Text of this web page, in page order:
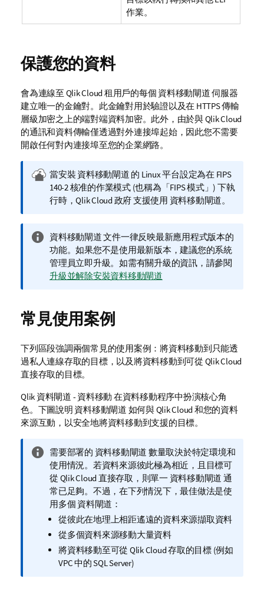
作業。
保護您的資料
會為連線至 Qlik Cloud 租用戶的每個 資料移動閘道伺服器
建立唯一的金鑰對。此金鑰對用於驗證以及在 HTTPS 傳輸
層級加密之上的端對端資料加密。此外，由於與Qlik Cloud
的通訊和資料傳輸僅透過對外連接埠起始，因此您不需要
開啟任何對內連接埠至您的企業網路。
Q
l
i
l
o
u
d
備
註
當安裝 資料移動閘道 的 Linux 平台設定為在 FIPS
140-2 核准的作業模式 (也稱為「FIPS 模式」) 下執
行時，Qlik Cloud 政府支援使用 資料移動閘道。
資
訊
備
註
資料移動閘道文件一律反映最新應用程式版本的
功能。如果您不是使用最新版本，建議您的系統
管理員立即升級。如需有關升級的資訊，請參閱
升級並解除安裝資料移動閘道
常見使用案例
下列區段強調兩個常見的使用案例：將資料移動到只能透
過私人連線存取的目標，以及將資料移動到可從 Qlik Cloud
直接存取的目標。
Qlik 資料閘道 - 資料移動 在資料移動程序中扮演核心角
色。下圖說明 資料移動閘道 如何與 Qlik Cloud 和您的資料
來源互動，以安全地將資料移動到支援的目標。
資
訊
備
註
需要部署的 資料移動閘道 數量取決於特定環境和
使用情況。若資料來源彼此極為相近，且目標可
從 Qlik Cloud 直接存取，則單一 資料移動閘道 通
常已足夠。不過，在下列情況下，最佳做法是使
用多個 資料閘道 ：
從彼此在地理上相距遙遠的資料來源擷取資料
從多個資料來源移動大量資料
將資料移動至可從 Qlik Cloud存取的目標 (例如
VPC 中的 SQL Server)